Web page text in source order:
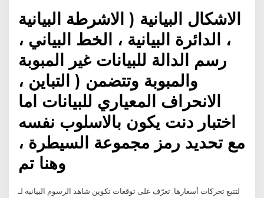
الاشكال البيانية ( الاشرطة البيانية
، الدائرة البيانية ، الخط البياني ،
رسم الدالة للبيانات غير المبوبة
والمبوبة وتتضمن ( التباين ،
الانحراف المعياري للبيانات اما
اختبار دنت يكون بالاسلوب نفسه
مع تحديد رمز مجموعة السيطرة ،
وهنا تم
شاهد الرسوم البيانية لـ ‎تكوين‎ لتتبع تحركات أسعارها. تعرّف على توقعات